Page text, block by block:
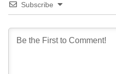
Subscribe